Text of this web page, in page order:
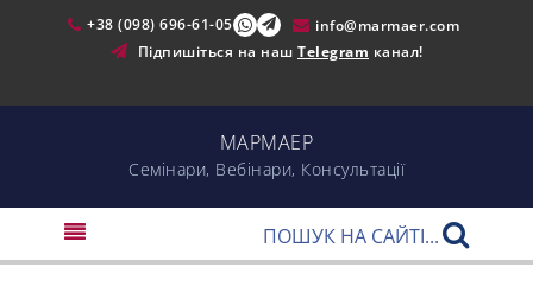
+38 (098) 696-61-05
info@marmaer.com
Підпишіться на наш Telegram канал!
МАРМАЕР
Cемінари, Вебінари, Консультації